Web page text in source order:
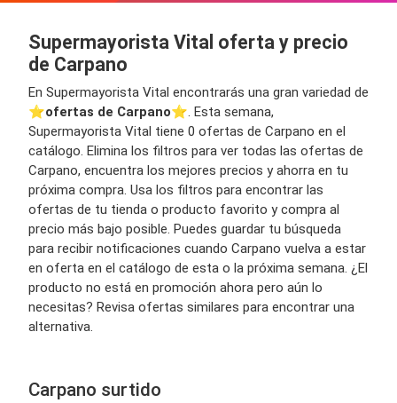
Supermayorista Vital oferta y precio
de Carpano
En Supermayorista Vital encontrarás una gran variedad de
⭐️ofertas de Carpano⭐️. Esta semana,
Supermayorista Vital tiene 0 ofertas de Carpano en el
catálogo. Elimina los filtros para ver todas las ofertas de
Carpano, encuentra los mejores precios y ahorra en tu
próxima compra. Usa los filtros para encontrar las
ofertas de tu tienda o producto favorito y compra al
precio más bajo posible. Puedes guardar tu búsqueda
para recibir notificaciones cuando Carpano vuelva a estar
en oferta en el catálogo de esta o la próxima semana. ¿El
producto no está en promoción ahora pero aún lo
necesitas? Revisa ofertas similares para encontrar una
alternativa.
Carpano surtido